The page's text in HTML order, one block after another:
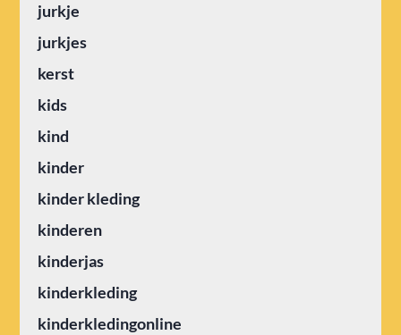
jurkje
jurkjes
kerst
kids
kind
kinder
kinder kleding
kinderen
kinderjas
kinderkleding
kinderkledingonline